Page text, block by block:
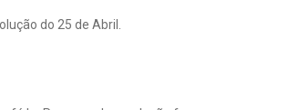
do 25 de Abril.